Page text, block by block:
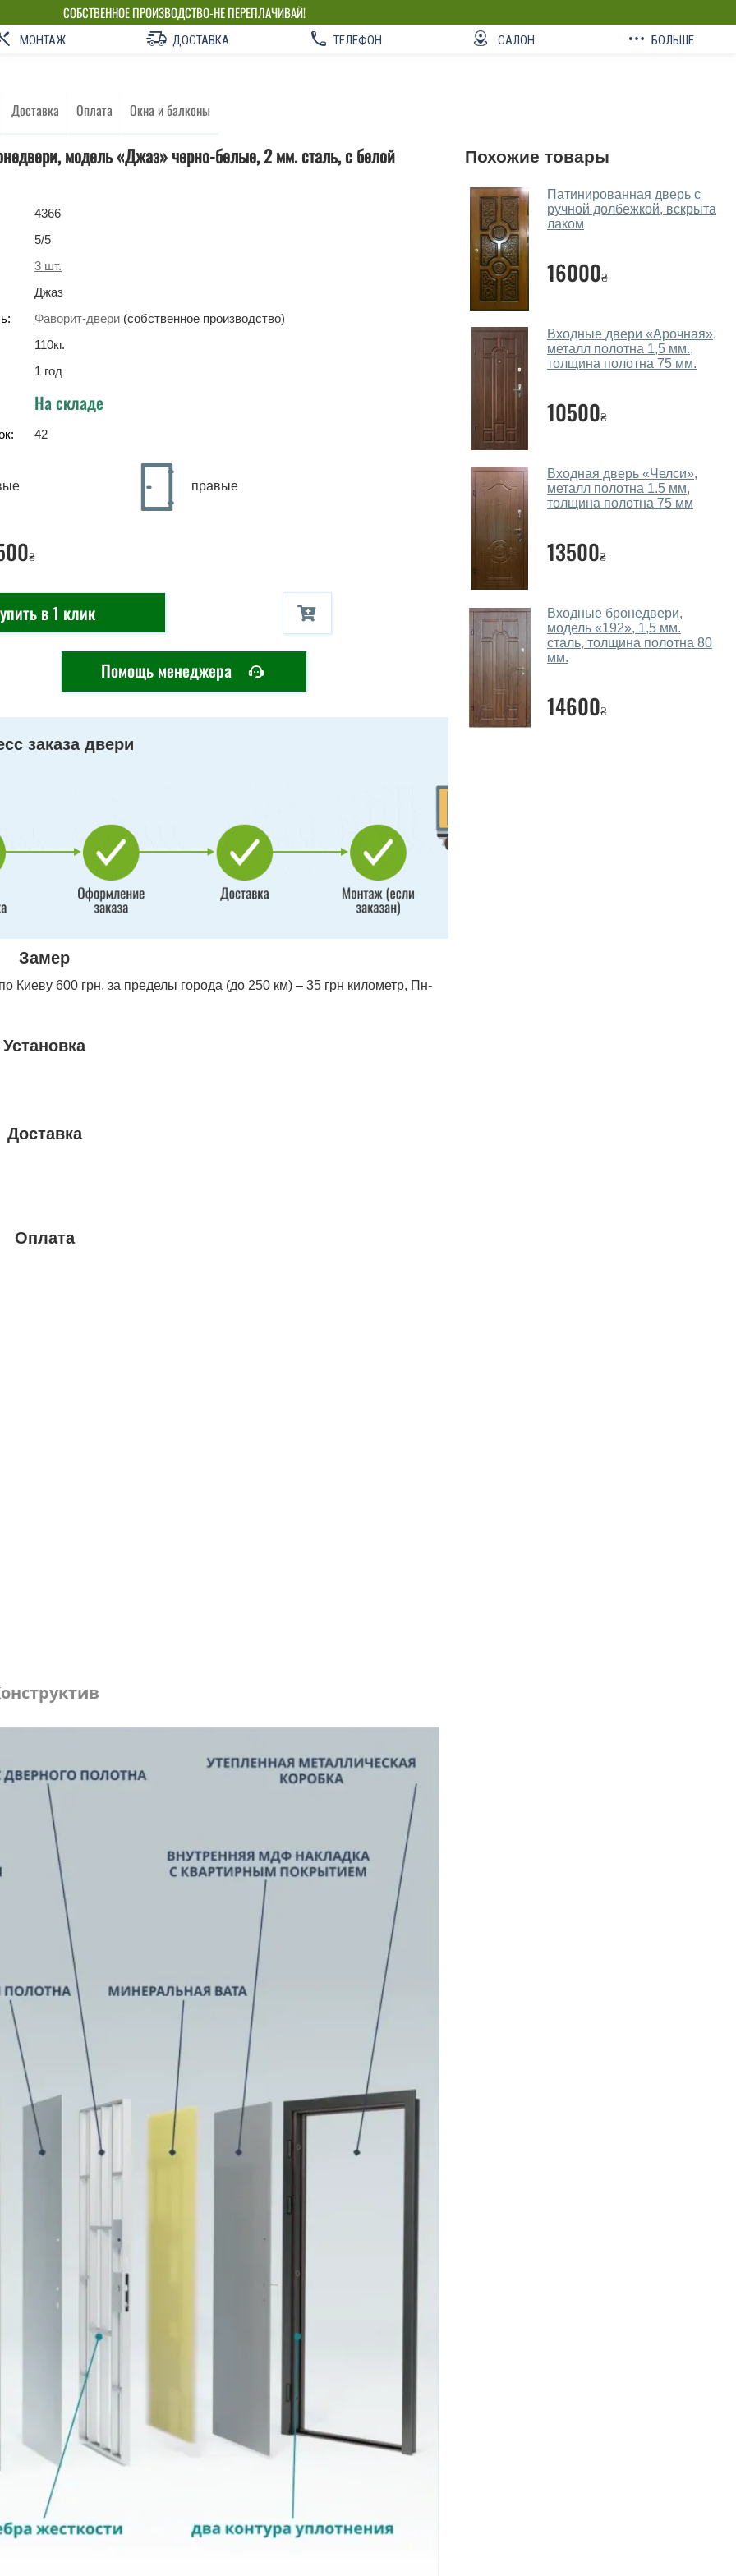
СОБСТВЕННОЕ ПРОИЗВОДСТВО-НЕ ПЕРЕПЛАЧИВАЙ!
МОНТАЖ ДОСТАВКА ТЕЛЕФОН САЛОН БОЛЬШЕ
Доставка Оплата Окна и балконы
модель «Джаз» черно-белые, 2 мм. сталь, с белой
4366
5/5
3 шт.
Джаз
Фаворит-двери (собственное производство)
110кг.
1 год
На складе
42
правые
₴
в 1 клик
Помощь менеджера
заказа двери
Замер
Киеву 600 грн, за пределы города (до 250 км) – 35 грн километр, Пн-
Установка
Доставка
Оплата
Похожие товары
Патинированная дверь с
ручной долбежкой, вскрыта
лаком
16000₴
Входные двери «Арочная»,
металл полотна 1,5 мм.,
толщина полотна 75 мм.
10500₴
Входная дверь «Челси»,
металл полотна 1.5 мм,
толщина полотна 75 мм
13500₴
Входные бронедвери,
модель «192», 1,5 мм.
сталь, толщина полотна 80
мм.
14600₴